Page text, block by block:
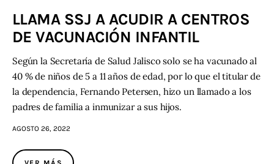
LLAMA SSJ A ACUDIR A CENTROS
DE VACUNACIÓN INFANTIL
Según la Secretaría de Salud Jalisco solo se ha vacunado al
40 % de niños de 5 a 11 años de edad, por lo que el titular de
la dependencia, Fernando Petersen, hizo un llamado a los
padres de familia a inmunizar a sus hijos.
AGOSTO 26, 2022